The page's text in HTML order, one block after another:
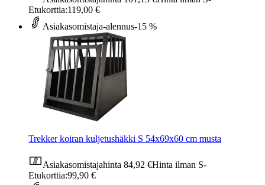
Etukorttia:119,00 €
Asiakasomistaja-alennus-15 %
Trekker koiran kuljetushäkki S 54x69x60 cm musta
Asiakasomistajahinta 84,92 €Hinta ilman S-
Etukorttia:99,90 €